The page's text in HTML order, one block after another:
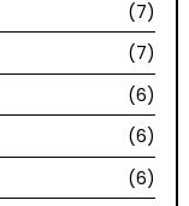
(7)
(7)
(6)
(6)
(6)